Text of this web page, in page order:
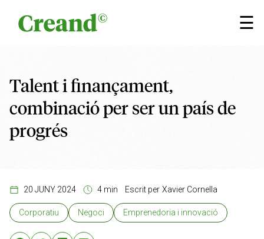
☰
×
Talent i finançament,
combinació per ser un país de
progrés
20 JUNY 2024 4 min Escrit per Xavier Cornella
Corporatiu Negoci Emprenedoria i innovació